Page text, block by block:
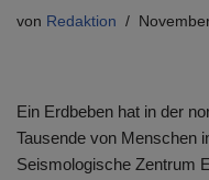
von Redaktion
Ein Erdbeben hat in der
Tausende von Menschen
Seismologische Zentrum